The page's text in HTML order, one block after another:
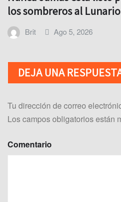
los sombreros al Lunario
Brit Ago 5, 2026
DEJA UNA
Tu dirección de correo
Los campos obligatorios están
Comentario